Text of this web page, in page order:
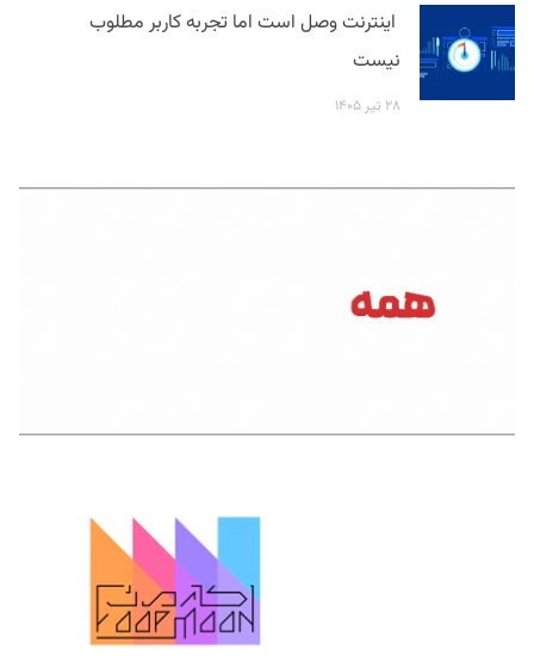
اینترنت وصل است اما تجربه کاربر مطلوب
نیست
۲۸ تیر ۱۴۰۵